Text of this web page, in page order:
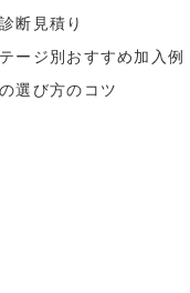
断見積り
ージ別おすすめ加入例
選び方のコツ